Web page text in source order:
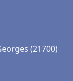
(21700)